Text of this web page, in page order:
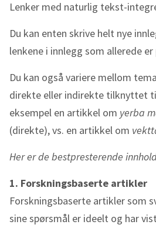
Lenker med naturlig tekst-
Du kan enten skrive helt nye
lenkene i innlegg som allerede
Du kan også variere mellom
direkte eller indirekte tilknyttet
eksempel en artikkel om yerba
(direkte), vs. en artikkel om
Her er de bestpresterende
1. Forskningsbaserte artikler
Forskningsbaserte artikler som
sine spørsmål er ideelt og har